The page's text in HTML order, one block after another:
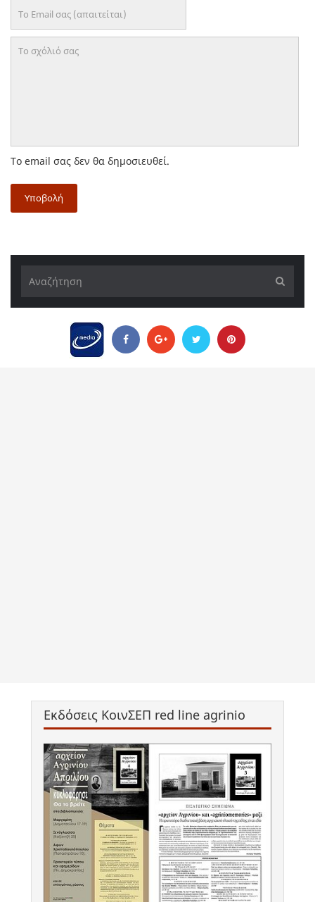
Το email σας δεν θα δημοσιευθεί.
Υποβολή
Εκδόσεις ΚοινΣΕΠ red line agrinio